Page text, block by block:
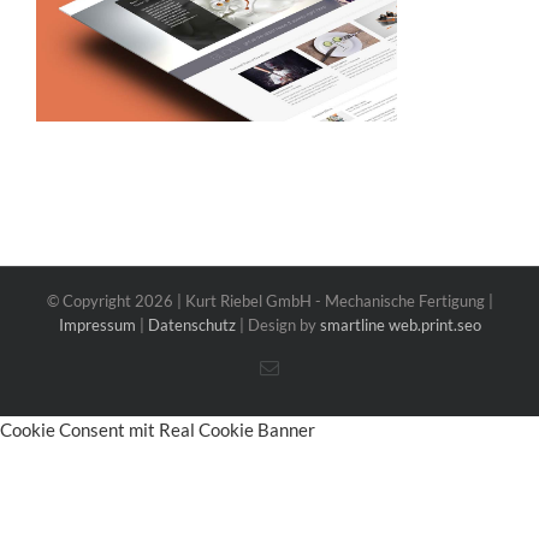
© Copyright2026 | Kurt Riebel GmbH - Mechanische Fertigung |
Impressum
Datenschutz| Design bysmartline web.print.seo
E-
Cookie Consent mit Real Cookie Banner